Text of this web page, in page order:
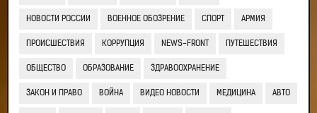
НОВОСТИ РОССИИ ВОЕННОЕ ОБОЗРЕНИЕ СПОРТ АРМИЯ
ПРОИСШЕСТВИЯ КОРРУПЦИЯ NEWS-FRONT ПУТЕШЕСТВИЯ
ОБЩЕСТВО ОБРАЗОВАНИЕ ЗДРАВООХРАНЕНИЕ
ЗАКОН И ПРАВО ВОЙНА ВИДЕО НОВОСТИ МЕДИЦИНА АВТО